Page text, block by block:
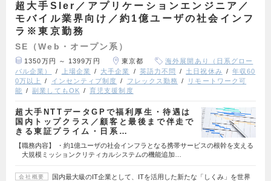
超大手SIer／アプリケーションエンジニア／
モバイル業界向け／約1億ユーザの社会インフ
ラ※東京勤務
SE（Web・オープン系）
1350万円 ～ 1399万円 東京都
海外展開あり（日系グロー
バル企業）
上場企業 大手企業 英語力不問 土日祝休み
年収60
0万以上
インセンティブ制度 フレックス勤務
リモートワーク可
能
副業してもOK 育児支援制度
超大手NTTデータGPで福利厚生・待遇は
国内トップクラス／顧客と最後まで伴走で
きる東証プライム・日系…
【職務内容】 ・約1億ユーザの社会インフラとなる携帯サービスの根幹を支える
大規模ミッションクリティカルシステムの機能追加…
会社概要
国内最大級のIT企業として、ITを活用した新たな「しくみ」を世界